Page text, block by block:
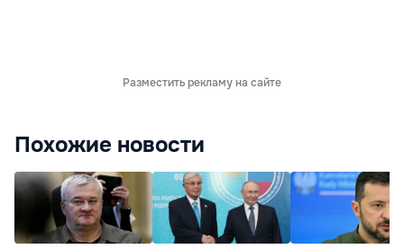
Разместить рекламу на сайте
Похожие новости